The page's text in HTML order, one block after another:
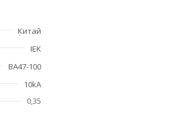
Китай
IEK
ВА47-100
10kA
0,35